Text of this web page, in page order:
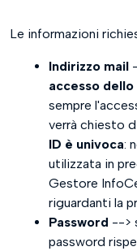
Le informazioni
Indirizzo mail
accesso dello
sempre
verrà chiesto
ID è univoca:
utilizzata in
Gestore
riguardanti la
Password -->
password